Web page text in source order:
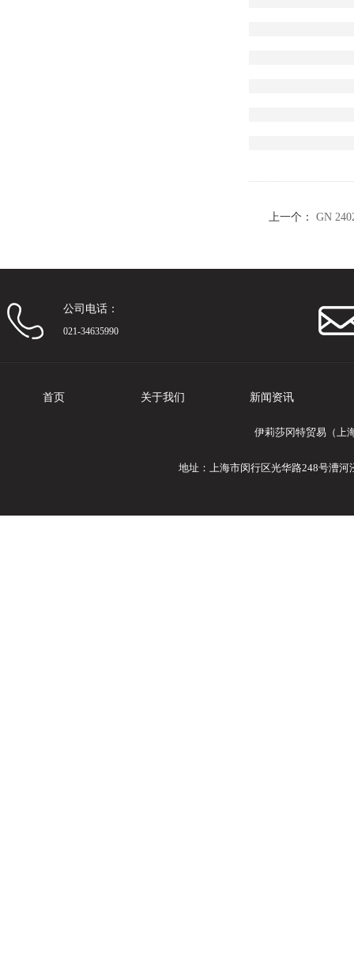
上一个： GN
公司电话：
021-34635990
首页 关于我们 新闻资讯
伊莉莎冈特贸易（上
地址：上海市闵行区光华路248号漕